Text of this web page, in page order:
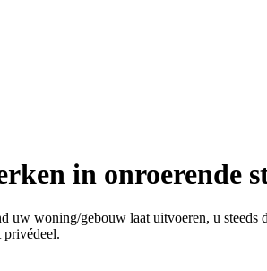
in onroerende
uw woning/gebouw laat uitvoeren, u
privédeel.